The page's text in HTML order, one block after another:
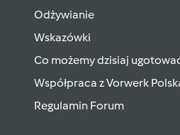
Odżywianie
Wskazówki
Co możemy dzisiaj
Współpraca z Vorwerk
Regulamin Forum